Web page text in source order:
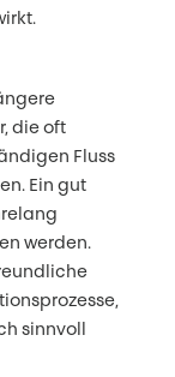
die oft
Fluss
Ein gut
werden.
sinnvoll